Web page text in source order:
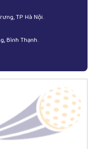
TP Hà Nội.
Bình Thạnh.